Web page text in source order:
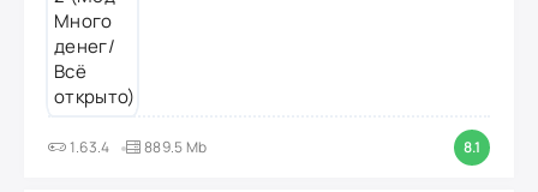
1.63.4 889.5 Mb 8.1